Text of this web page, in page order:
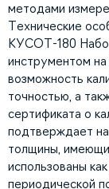
методами
Технические
КУСОТ-180
инструментом
возможность
точностью, а
сертификата о
подтверждает
толщины,
использованы
периодической